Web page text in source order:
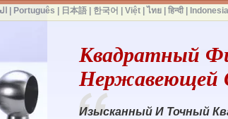
Квадратный
Нержавеющей
Изысканный И Точный
Português 日本語| 한국어 Việt| ไทย| हिन्दी| Indonesia